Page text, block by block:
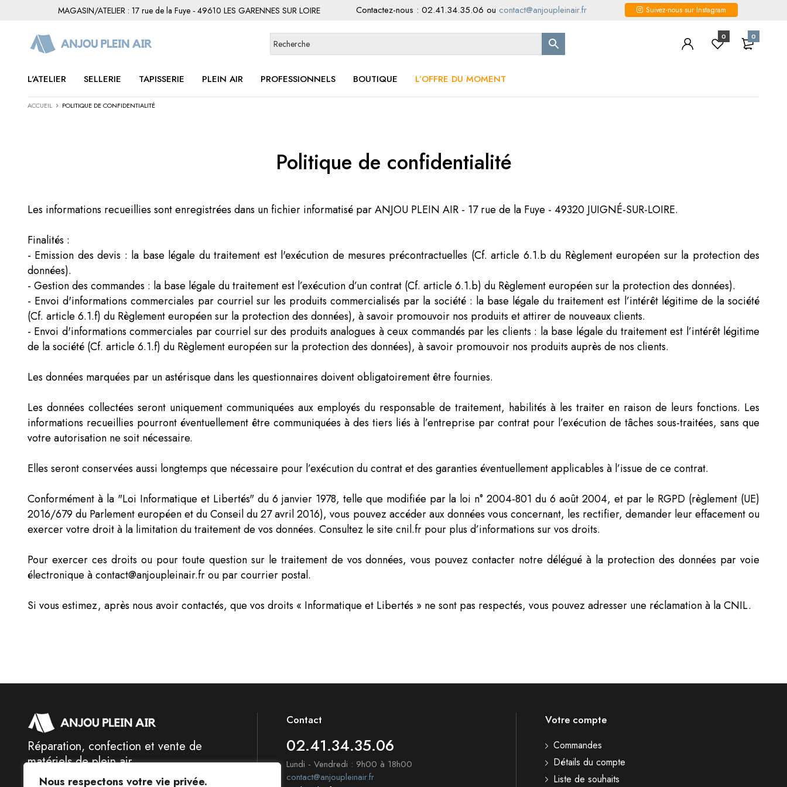
Nous respectons votre vie privée.
MAGASIN/ATELIER : 17 rue de la Fuye - 49610 LES GARENNES SUR LOIRE Contactez-nous : 02.41.34.35.06 ou contact@anjoupleinair.fr Suivez-nous sur Instagram
0 0
L'ATELIER SELLERIE TAPISSERIE PLEIN AIR PROFESSIONNELS BOUTIQUE L’OFFRE DU MOMENT
ACCUEIL POLITIQUE DE CONFIDENTIALITÉ
Politique de confidentialité
Les informations recueillies sont enregistrées dans un fichier informatisé par ANJOU PLEIN AIR - 17 rue de la Fuye - 49320 JUIGNÉ-SUR-LOIRE.
Finalités :
- Emission des devis : la base légale du traitement est l'exécution de mesures précontractuelles (Cf. article 6.1.b du Règlement européen sur la protection des
données).
- Gestion des commandes : la base légale du traitement est l’exécution d’un contrat (Cf. article 6.1.b) du Règlement européen sur la protection des données).
- Envoi d'informations commerciales par courriel sur les produits commercialisés par la société : la base légale du traitement est l’intérêt légitime de la société
(Cf. article 6.1.f) du Règlement européen sur la protection des données), à savoir promouvoir nos produits et attirer de nouveaux clients.
- Envoi d'informations commerciales par courriel sur des produits analogues à ceux commandés par les clients : la base légale du traitement est l’intérêt légitime
de la société (Cf. article 6.1.f) du Règlement européen sur la protection des données), à savoir promouvoir nos produits auprès de nos clients.
Les données marquées par un astérisque dans les questionnaires doivent obligatoirement être fournies.
Les données collectées seront uniquement communiquées aux employés du responsable de traitement, habilités à les traiter en raison de leurs fonctions. Les
informations recueillies pourront éventuellement être communiquées à des tiers liés à l’entreprise par contrat pour l’exécution de tâches sous-traitées, sans que
votre autorisation ne soit nécessaire.
Elles seront conservées aussi longtemps que nécessaire pour l’exécution du contrat et des garanties éventuellement applicables à l’issue de ce contrat.
Conformément à la "Loi Informatique et Libertés" du 6 janvier 1978, telle que modifiée par la loi n° 2004-801 du 6 août 2004, et par le RGPD (règlement (UE)
2016/679 du Parlement européen et du Conseil du 27 avril 2016), vous pouvez accéder aux données vous concernant, les rectifier, demander leur effacement ou
exercer votre droit à la limitation du traitement de vos données. Consultez le site cnil.fr pour plus d’informations sur vos droits.
Pour exercer ces droits ou pour toute question sur le traitement de vos données, vous pouvez contacter notre délégué à la protection des données par voie
électronique à contact@anjoupleinair.fr ou par courrier postal.
Si vous estimez, après nous avoir contactés, que vos droits « Informatique et Libertés » ne sont pas respectés, vous pouvez adresser une réclamation à la CNIL.
Réparation, confection et vente de
matériels de plein air
Contact
02.41.34.35.06
Lundi - Vendredi : 9h00 à 18h00
contact@anjoupleinair.fr
Votre compte
Commandes
Détails du compte
Liste de souhaits